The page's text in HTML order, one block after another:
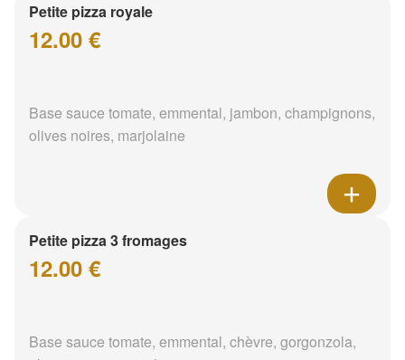
Petite pizza royale
12.00 €
Base sauce tomate, emmental, jambon, champignons,
olives noires, marjolaine
Petite pizza 3 fromages
12.00 €
Base sauce tomate, emmental, chèvre, gorgonzola,